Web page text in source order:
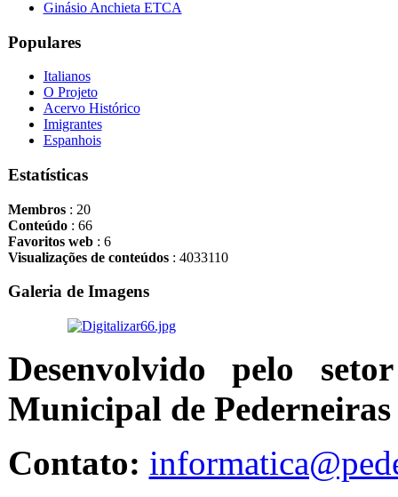
Ginásio Anchieta ETCA
Populares
Italianos
O Projeto
Acervo Histórico
Imigrantes
Espanhois
Estatísticas
Membros: 20
Conteúdo: 66
Favoritos web: 6
Visualizações de conteúdos: 4033110
Galeria de Imagens
Desenvolvido pelo
Municipal de Pederneiras
Contato: